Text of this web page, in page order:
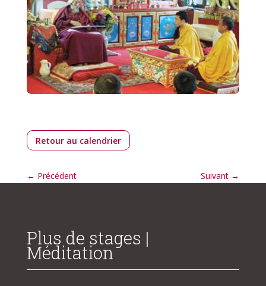
Retour au calendrier
← Précédent Suivant →
Plus de stages |
Méditation